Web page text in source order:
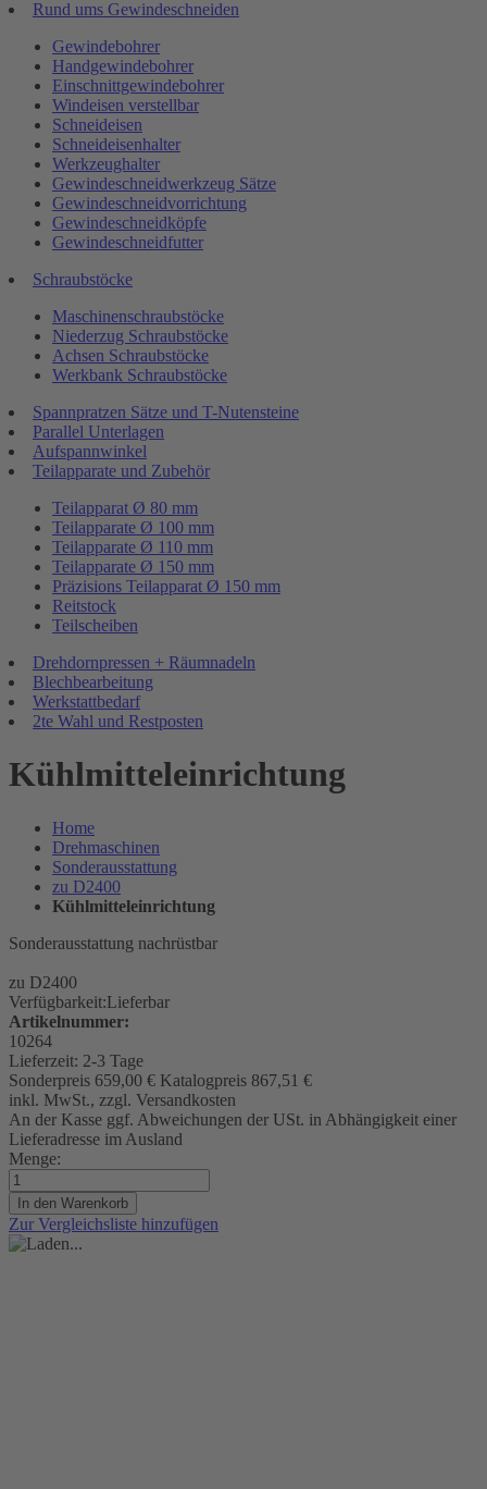
Rund ums Gewindeschneiden
Gewindebohrer
Handgewindebohrer
Einschnittgewindebohrer
Windeisen verstellbar
Schneideisen
Schneideisenhalter
Werkzeughalter
Gewindeschneidwerkzeug Sätze
Gewindeschneidvorrichtung
Gewindeschneidköpfe
Gewindeschneidfutter
Schraubstöcke
Maschinenschraubstöcke
Niederzug Schraubstöcke
Achsen Schraubstöcke
Werkbank Schraubstöcke
Spannpratzen Sätze und T-Nutensteine
Parallel Unterlagen
Aufspannwinkel
Teilapparate und Zubehör
Teilapparat Ø 80 mm
Teilapparate Ø 100 mm
Teilapparate Ø 110 mm
Teilapparate Ø 150 mm
Präzisions Teilapparat Ø 150 mm
Reitstock
Teilscheiben
Drehdornpressen + Räumnadeln
Blechbearbeitung
Werkstattbedarf
2te Wahl und Restposten
Kühlmitteleinrichtung
Home
Drehmaschinen
Sonderausstattung
zu D2400
Kühlmitteleinrichtung
Sonderausstattung nachrüstbar
zu D2400
Verfügbarkeit:Lieferbar
Artikelnummer:
10264
Lieferzeit: 2-3 Tage
Sonderpreis 659,00 € Katalogpreis 867,51 €
inkl. MwSt., zzgl. Versandkosten
An der Kasse ggf. Abweichungen der USt. in Abhängigkeit einer
Lieferadresse im Ausland
Menge:
In den Warenkorb
Zur Vergleichsliste hinzufügen